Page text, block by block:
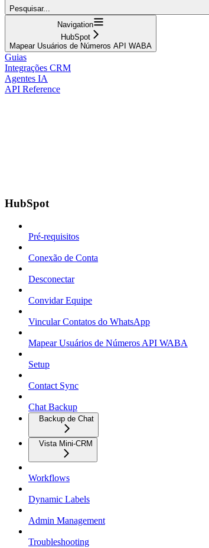
Pesquisar...
Navigation
HubSpot
Mapear Usuários de Números API WABA
Guias
Integrações CRM
Agentes IA
API Reference
HubSpot
Pré-requisitos
Conexão de Conta
Desconectar
Convidar Equipe
Vincular Contatos do WhatsApp
Mapear Usuários de Números API WABA
Setup
Contact Sync
Chat Backup
Backup de Chat
Vista Mini-CRM
Workflows
Dynamic Labels
Admin Management
Troubleshooting